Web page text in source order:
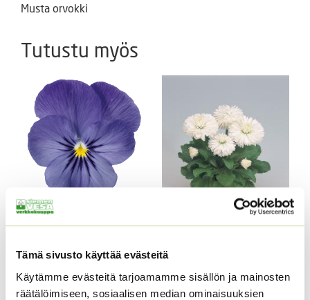
Tämä sivusto käyttää evästeitä
Käytämme evästeitä tarjoamamme sisällön ja mainosten
räätälöimiseen, sosiaalisen median ominaisuuksien
Musta orvokki
Tutustu myös
9,90€ Sisältää arvonlisäveron
Kaunokainen Roggli
3,60€ Sisältää arvonlisäveron